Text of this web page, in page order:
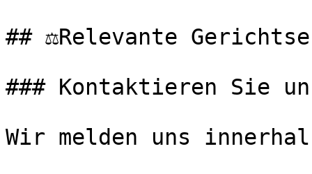
## ⚖️Relevante
### Kontaktieren Sie
Wir melden uns